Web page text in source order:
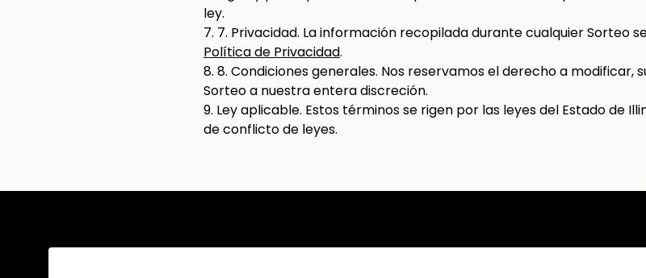
ley.
7. 7. Privacidad. La información recopilada durante cualquier Sorteo
Política de Privacidad.
8. 8. Condiciones generales. Nos reservamos el derecho a modificar,
Sorteo a nuestra entera discreción.
9. Ley aplicable. Estos términos se rigen por las leyes del Estado de
de conflicto de leyes.